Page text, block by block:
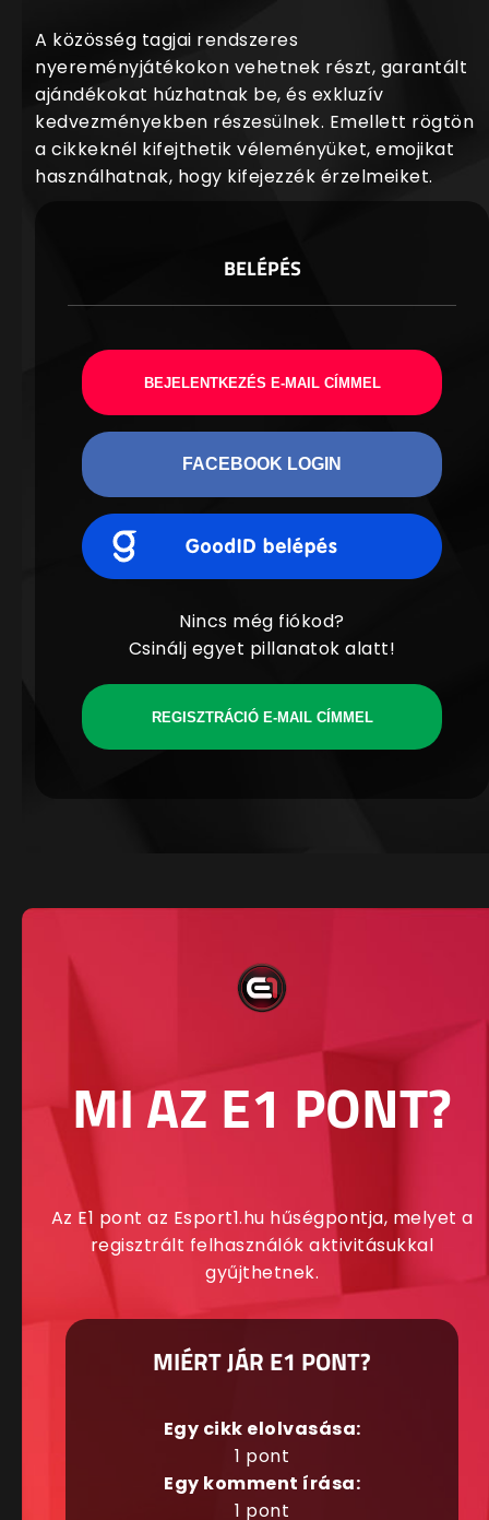
A közösség tagjai rendszeres
nyereményjátékokon vehetnek részt, garantált
ajándékokat húzhatnak be, és exkluzív
kedvezményekben részesülnek. Emellett rögtön
a cikkeknél kifejthetik véleményüket, emojikat
használhatnak, hogy kifejezzék érzelmeiket.
BELÉPÉS
BEJELENTKEZÉS E-MAIL CÍMMEL
FACEBOOK LOGIN
Nincs még fiókod?
Csinálj egyet pillanatok alatt!
REGISZTRÁCIÓ E-MAIL CÍMMEL
MI AZ E1 PONT?
Az E1 pont az Esport1.hu hűségpontja, melyet a
regisztrált felhasználók aktivitásukkal
gyűjthetnek.
MIÉRT JÁR E1 PONT?
Egy cikk elolvasása:
1 pont
Egy komment írása:
1 pont